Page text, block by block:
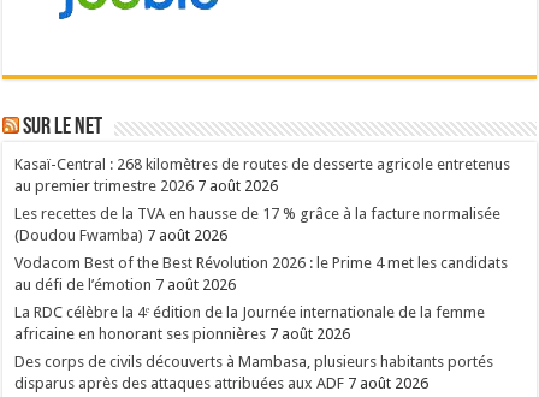
Sur le NET
Kasaï-Central : 268 kilomètres de routes de desserte agricole entretenus
au premier trimestre 2026 7 août 2026
Les recettes de la TVA en hausse de 17 % grâce à la facture normalisée
(Doudou Fwamba) 7 août 2026
Vodacom Best of the Best Révolution 2026 : le Prime 4 met les candidats
au défi de l’émotion 7 août 2026
La RDC célèbre la 4ᵉ édition de la Journée internationale de la femme
africaine en honorant ses pionnières 7 août 2026
Des corps de civils découverts à Mambasa, plusieurs habitants portés
disparus après des attaques attribuées aux ADF 7 août 2026